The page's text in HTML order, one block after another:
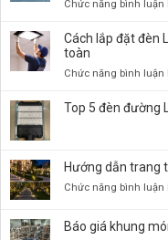
Chức năng bình luận
Cách lắp đặt đèn
toàn
Chức năng bình luận
Top 5 đèn đường
Hướng dẫn trang
Chức năng bình luận
Báo giá khung